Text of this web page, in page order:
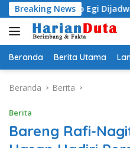
Langsung
ke
konten
Breaking News
Egi Dijadwalkan Terima
Beranda Berita Utama
Beranda Berita
Berita
Bareng Rafi-